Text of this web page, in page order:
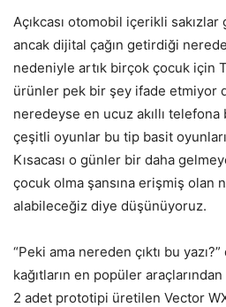
Açıkcası otomobil içerikli
ancak dijital çağın getirdiği
nedeniyle artık birçok çocuk için
ürünler pek bir şey ifade etmiyor
neredeyse en ucuz akıllı
çeşitli oyunlar bu tip basit
Kısacası o günler bir daha
çocuk olma şansına erişmiş olan
alabileceğiz diye düşünüyoruz.
“Peki ama nereden çıktı bu
kağıtların en popüler
2 adet prototipi üretilen Vector